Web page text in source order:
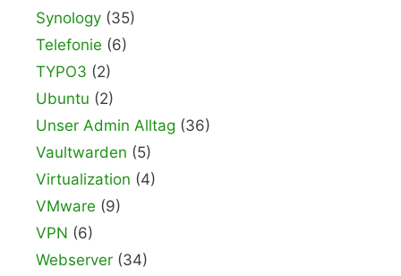
Synology (35)
Telefonie (6)
TYPO3 (2)
Ubuntu (2)
Unser Admin Alltag (36)
Vaultwarden (5)
Virtualization (4)
VMware (9)
VPN (6)
Webserver (34)